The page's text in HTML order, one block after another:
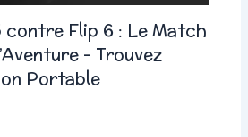
contre Flip 6 : Le Match
– Trouvez
Portable